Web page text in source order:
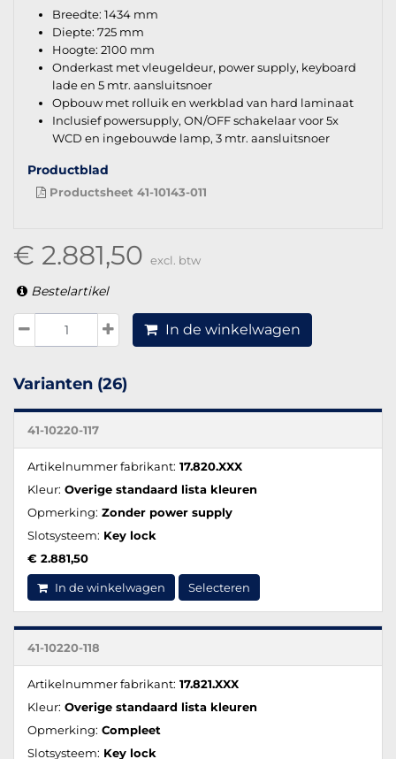
Breedte: 1434 mm
Diepte: 725 mm
Hoogte: 2100 mm
Onderkast met vleugeldeur, power supply, keyboard
lade en 5 mtr. aansluitsnoer
Opbouw met rolluik en werkblad van hard laminaat
Inclusief powersupply, ON/OFF schakelaar voor 5x
WCD en ingebouwde lamp, 3 mtr. aansluitsnoer
Productblad
Productsheet 41-10143-011
€ 2.881,50 excl. btw
Bestelartikel
In de winkelwagen
Varianten (26)
41-10220-117
Artikelnummer fabrikant: 17.820.XXX
Kleur: Overige standaard lista kleuren
Opmerking: Zonder power supply
Slotsysteem: Key lock
€ 2.881,50
In de winkelwagen Selecteren
41-10220-118
Artikelnummer fabrikant: 17.821.XXX
Kleur: Overige standaard lista kleuren
Opmerking: Compleet
Slotsysteem: Key lock